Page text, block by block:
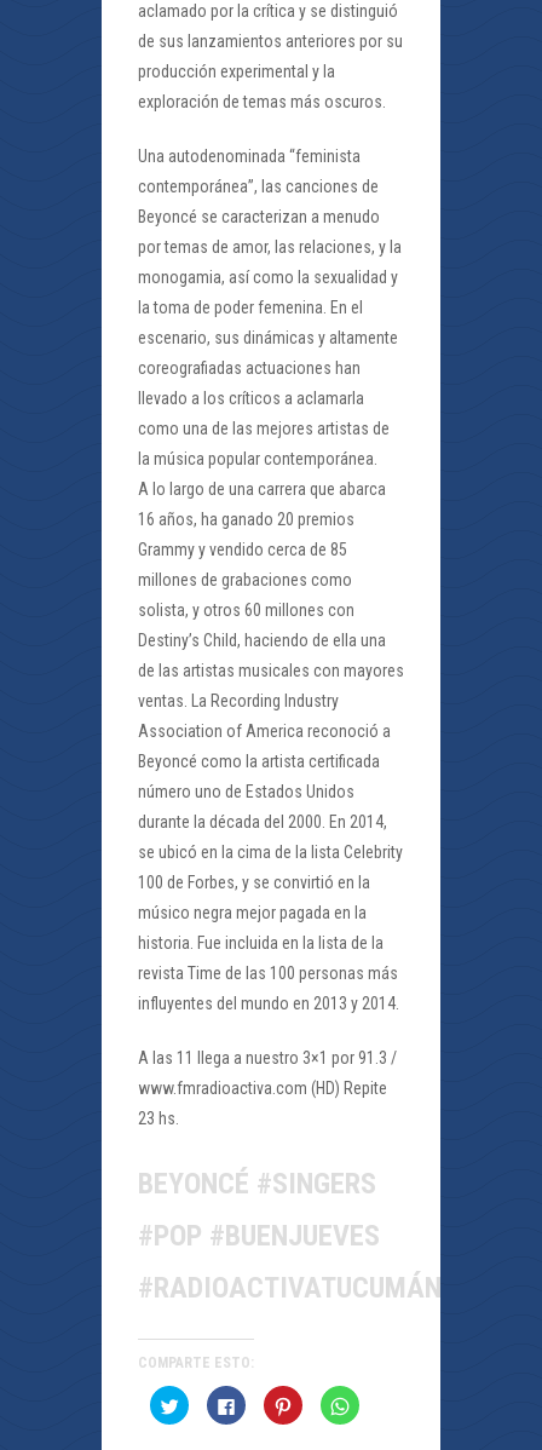
aclamado por la crítica y se distinguió
de sus lanzamientos anteriores por su
producción experimental y la
exploración de temas más oscuros.
Una autodenominada “feminista
contemporánea”, las canciones de
Beyoncé se caracterizan a menudo
por temas de amor, las relaciones, y la
monogamia, así como la sexualidad y
la toma de poder femenina. En el
escenario, sus dinámicas y altamente
coreografiadas actuaciones han
llevado a los críticos a aclamarla
como una de las mejores artistas de
la música popular contemporánea.
A lo largo de una carrera que abarca
16 años, ha ganado 20 premios
Grammy y vendido cerca de 85
millones de grabaciones como
solista, y otros 60 millones con
Destiny’s Child, haciendo de ella una
de las artistas musicales con mayores
ventas. La Recording Industry
Association of America reconoció a
Beyoncé como la artista certificada
número uno de Estados Unidos
durante la década del 2000. En 2014,
se ubicó en la cima de la lista Celebrity
100 de Forbes, y se convirtió en la
músico negra mejor pagada en la
historia. Fue incluida en la lista de la
revista Time de las 100 personas más
influyentes del mundo en 2013 y 2014.
A las 11 llega a nuestro 3×1 por 91.3 /
www.fmradioactiva.com (HD) Repite
23 hs.
BEYONCÉ #SINGERS
#POP #BUENJUEVES
#RADIOACTIVATUCUMÁN
COMPARTE ESTO:
Haz
clic
Haz
clic
Haz
clic
Haz
clic